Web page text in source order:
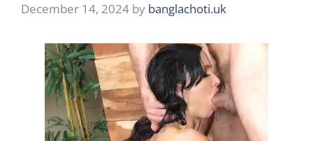
December 14, 2024 by banglachoti.uk